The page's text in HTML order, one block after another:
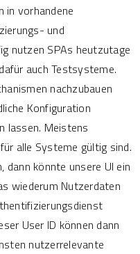
in vorhandene
und
nutzen SPAs heutzutage
auch Testsysteme.
nachzubauen
Konfiguration
lassen. Meistens
alle Systeme gültig sind.
dann könnte unsere UI ein
wiederum Nutzerdaten
User ID können dann
nutzerrelevante